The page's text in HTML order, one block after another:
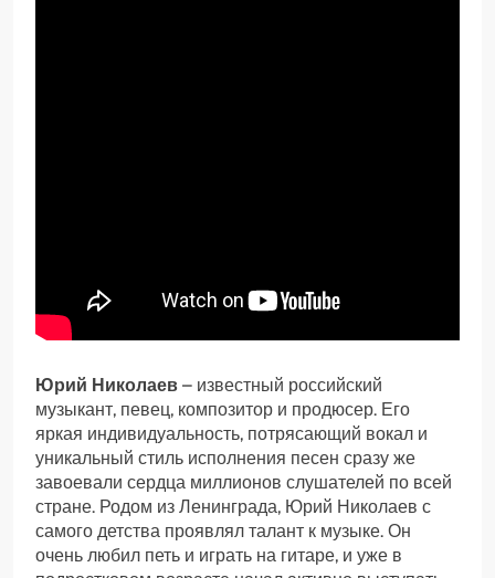
Юрий Николаев – известный российский
музыкант, певец, композитор и продюсер. Его
яркая индивидуальность, потрясающий вокал и
уникальный стиль исполнения песен сразу же
завоевали сердца миллионов слушателей по всей
стране. Родом из Ленинграда, Юрий Николаев с
самого детства проявлял талант к музыке. Он
очень любил петь и играть на гитаре, и уже в